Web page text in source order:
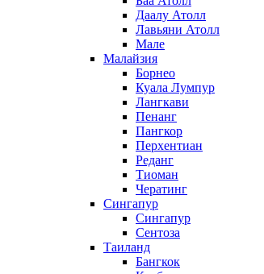
Даалу Атолл
Лавьяни Атолл
Мале
Малайзия
Борнео
Куала Лумпур
Лангкави
Пенанг
Пангкор
Перхентиан
Реданг
Тиоман
Чератинг
Сингапур
Сингапур
Сентоза
Таиланд
Бангкок